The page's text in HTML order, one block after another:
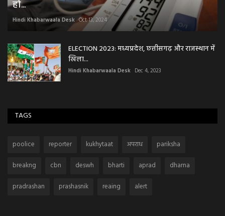
हो...
Hindi Khabarwaala Desk Oct 13, 2024
ELECTION 2023: मध्यप्रदेश, छत्तीसगढ़ और राजस्थान में
खिला...
Hindi Khabarwaala Desk Dec 4, 2023
TAGS
poolice reporter kukhytaat अपराध
pariksha
breakng
cbn deswh bharti aprad
dharna
pradrashan
prashasnik reaing alert